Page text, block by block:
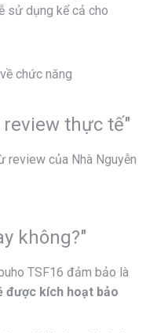
sử dụng kể cả cho
thực tế"
review của Nhà Nguyễn
không?"
TSF16 đảm bảo là
được kích hoạt bảo